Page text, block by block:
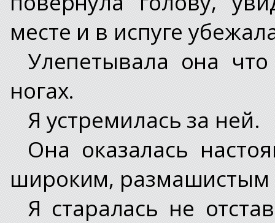
месте и в испуге
Улепетывала она
ногах.
Я устремилась за ней.
Она оказалась
широким,
Я старалась не